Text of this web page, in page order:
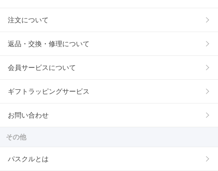
注文について
返品・交換・修理について
会員サービスについて
ギフトラッピングサービス
お問い合わせ
その他
パスクルとは